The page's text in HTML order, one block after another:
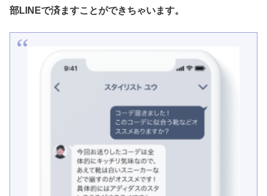
部LINEで済ますことができちゃいます。